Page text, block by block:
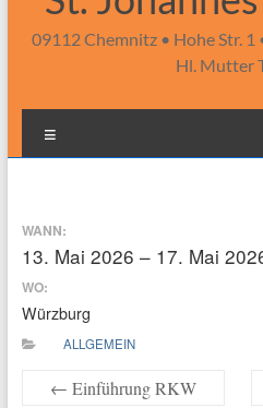
09112 Chemnitz • Hohe Str. 1
Hl. Mutter
WANN:
13. Mai 2026 – 17. Mai
WO:
Würzburg
ALLGEMEIN
← Einführung RKW